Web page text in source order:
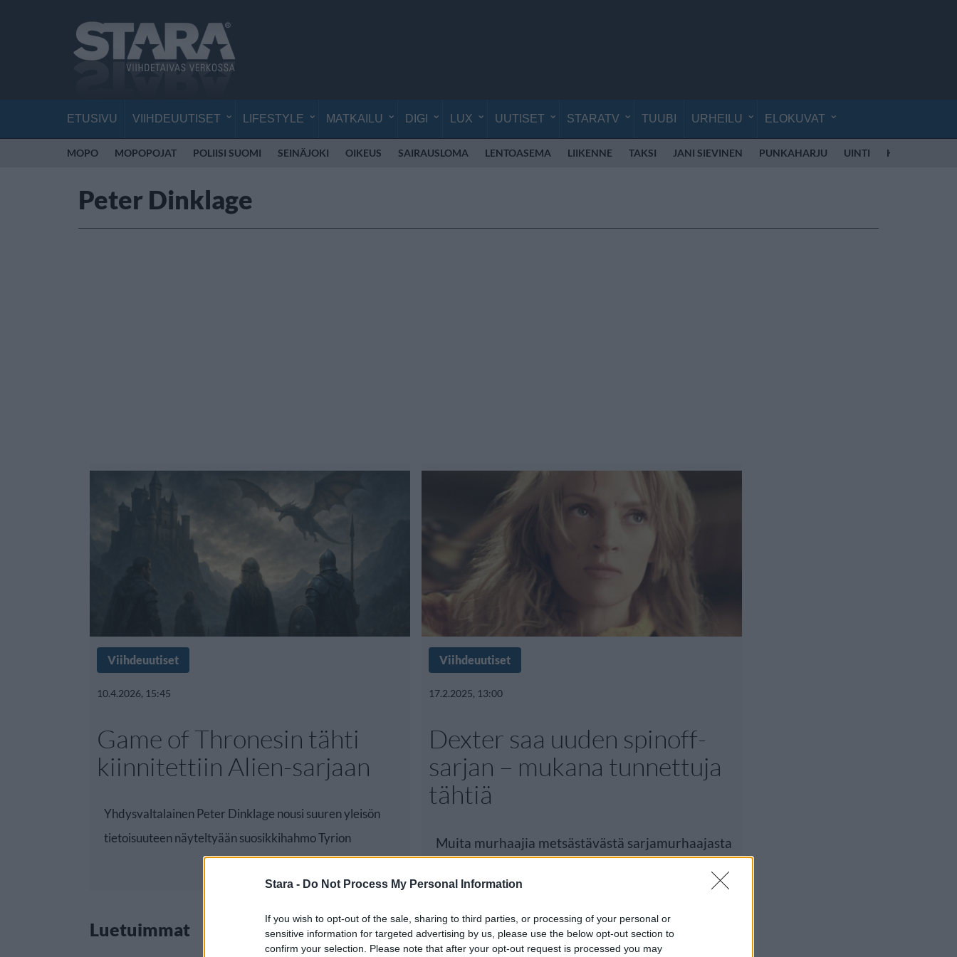
Stara - Do Not Process My Personal Information
If you wish to opt-out of the sale, sharing to third parties, or processing of your personal or
sensitive information for targeted advertising by us, please use the below opt-out section to
confirm your selection. Please note that after your opt-out request is processed you may
ETUSIVU VIIHDEUUTISET LIFESTYLE MATKAILU DIGI LUX UUTISET STARATV TUUBI URHEILU ELOKUVAT
MOPO MOPOPOJAT POLIISI SUOMI SEINÄJOKI OIKEUS SAIRAUSLOMA LENTOASEMA LIIKENNE TAKSI JANI SIEVINEN PUNKAHARJU UINTI KÄVELY
Peter Dinklage
Viihdeuutiset
10.4.2026, 15:45
Game of Thronesin tähti
kiinnitettiin Alien-sarjaan
Yhdysvaltalainen Peter Dinklage nousi suuren yleisön
tietoisuuteen näyteltyään suosikkihahmo Tyrion
Viihdeuutiset
17.2.2025, 13:00
Dexter saa uuden spinoff-
sarjan – mukana tunnettuja
tähtiä
Muita murhaajia metsästävästä sarjamurhaajasta
kertova Dexter-sarja päättyi vuonna 2013. Dexter
Luetuimmat